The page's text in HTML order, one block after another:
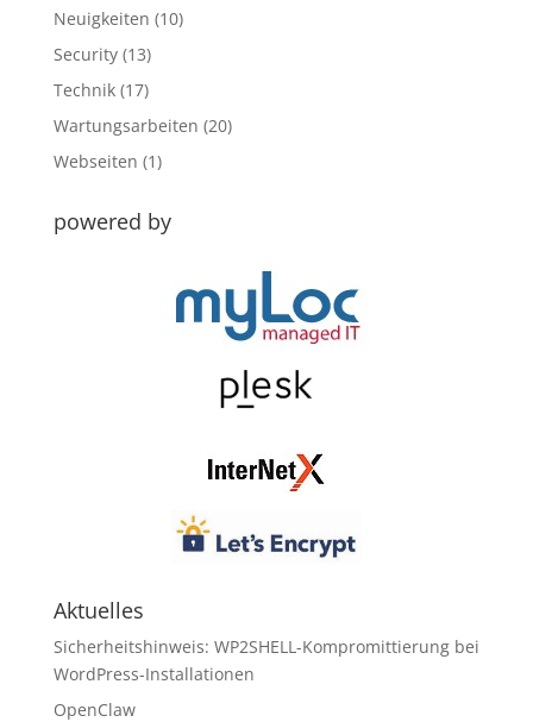
Neuigkeiten (10)
Security(13)
Technik(17)
Wartungsarbeiten (20)
Webseiten (1)
powered by
Aktuelles
Sicherheitshinweis: WP2SHELL-Kompromittierung bei
WordPress-Installationen
OpenClaw